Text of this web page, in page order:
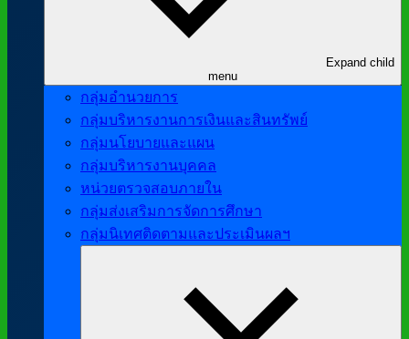
Expand child
menu
กลุ่มอำนวยการ
กลุ่มบริหารงานการเงินและสินทรัพย์
กลุ่มนโยบายและแผน
กลุ่มบริหารงานบุคคล
หน่วยตรวจสอบภายใน
กลุ่มส่งเสริมการจัดการศึกษา
กลุ่มนิเทศติดตามและประเมินผลฯ